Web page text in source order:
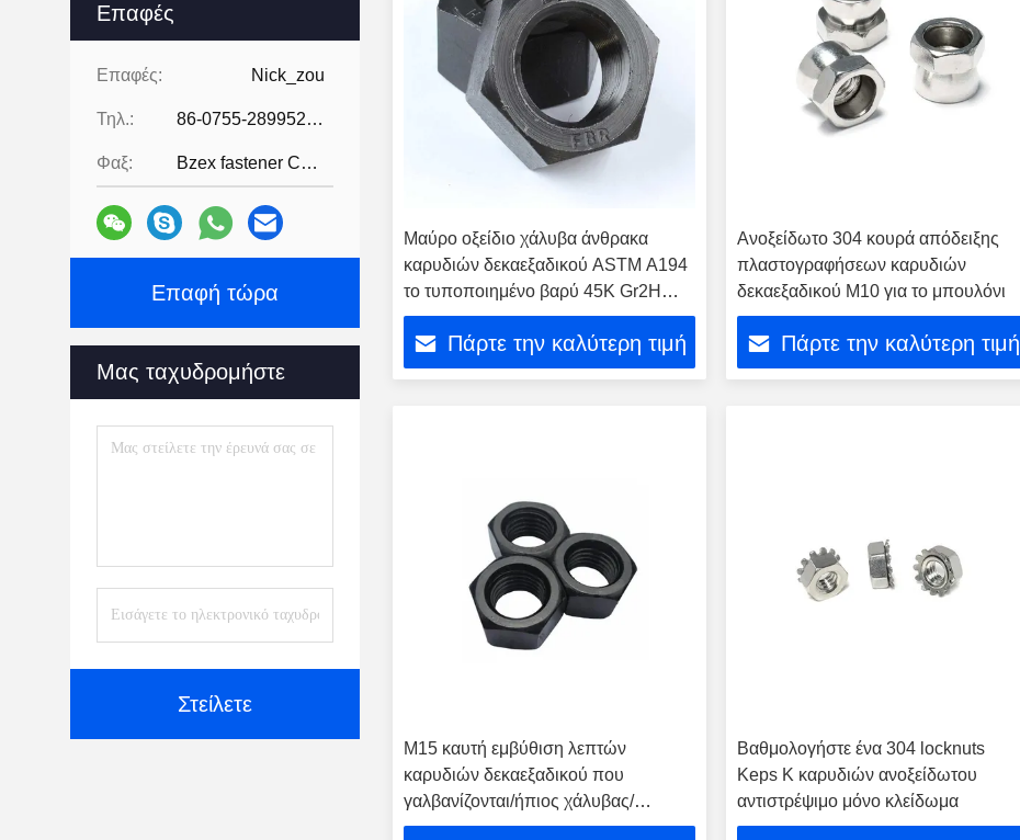
Επαφές
Επαφές: Nick_zou
Τηλ.: 86-0755-28995283
Φαξ: Bzex fastener Co., Limited-86-07
Επαφή τώρα
Μας ταχυδρομήστε
Στείλετε
Μαύρο οξείδιο χάλυβα άνθρακα
καρυδιών δεκαεξαδικού ASTM A194
το τυποποιημένο βαρύ 45K Gr2H
τελειώνει
Πάρτε την καλύτερη τιμή
Ανοξείδωτο 304 κουρά απόδειξης
πλαστογραφήσεων καρυδιών
δεκαεξαδικού M10 για το μπουλόνι
Πάρτε την καλύτερη τιμή
M15 καυτή εμβύθιση λεπτών
καρυδιών δεκαεξαδικού που
γαλβανίζονται/ήπιος χάλυβας/
ανοξείδωτο
Βαθμολογήστε ένα 304 locknuts
Keps Κ καρυδιών ανοξείδωτου
αντιστρέψιμο μόνο κλείδωμα